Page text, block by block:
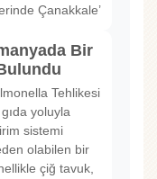
Çanakkale’
Bir
Tehlikesi
yoluyla
sistemi
olabilen bir
çiğ tavuk,